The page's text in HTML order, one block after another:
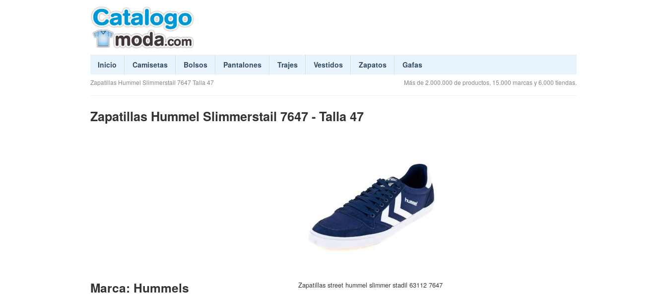
Inicio Camisetas Bolsos Pantalones Trajes Vestidos Zapatos Gafas
Zapatillas Hummel Slimmerstail 7647 Talla 47 Más de 2.000.000 de productos, 15.000 marcas y 6.000 tiendas.
Zapatillas Hummel Slimmerstail 7647 - Talla 47
Marca: Hummels Zapatillas street hummel slimmer stadil 63112 7647